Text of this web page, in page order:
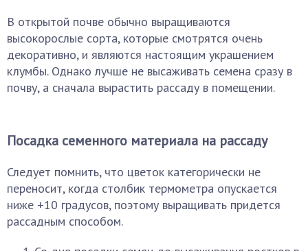
В открытой почве обычно выращиваются
высокорослые сорта, которые смотрятся очень
декоративно, и являются настоящим украшением
клумбы. Однако лучше не высаживать семена сразу в
почву, а сначала вырастить рассаду в помещении.
Посадка семенного материала на рассаду
Следует помнить, что цветок категорически не
переносит, когда столбик термометра опускается
ниже +10 градусов, поэтому выращивать придется
рассадным способом.